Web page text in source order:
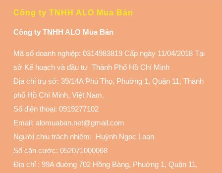
Công ty TNHH ALO Mua Bán
Công ty TNHH ALO Mua Bán
Mã số doanh nghiệp: 0314983819 Cấp ngày 11/04/2018 Tại
sở Kế hoạch và đầu tư Thành Phố Hồ Chí Minh
Địa chỉ trụ sở: 39/14A Phú Thọ, Phuờng 1, Quận 11, Thành
phố Hồ Chí Minh, Việt Nam.
Số điện thoại: 0919277102
Email: alomuaban.net@gmail.com
Người chịu trách nhiệm: Huỳnh Ngọc Loan
Số căn cước: 052071000068
Địa chỉ : 99A đuờng 702 Hồng Bàng, Phuờng 1, Quận 11,